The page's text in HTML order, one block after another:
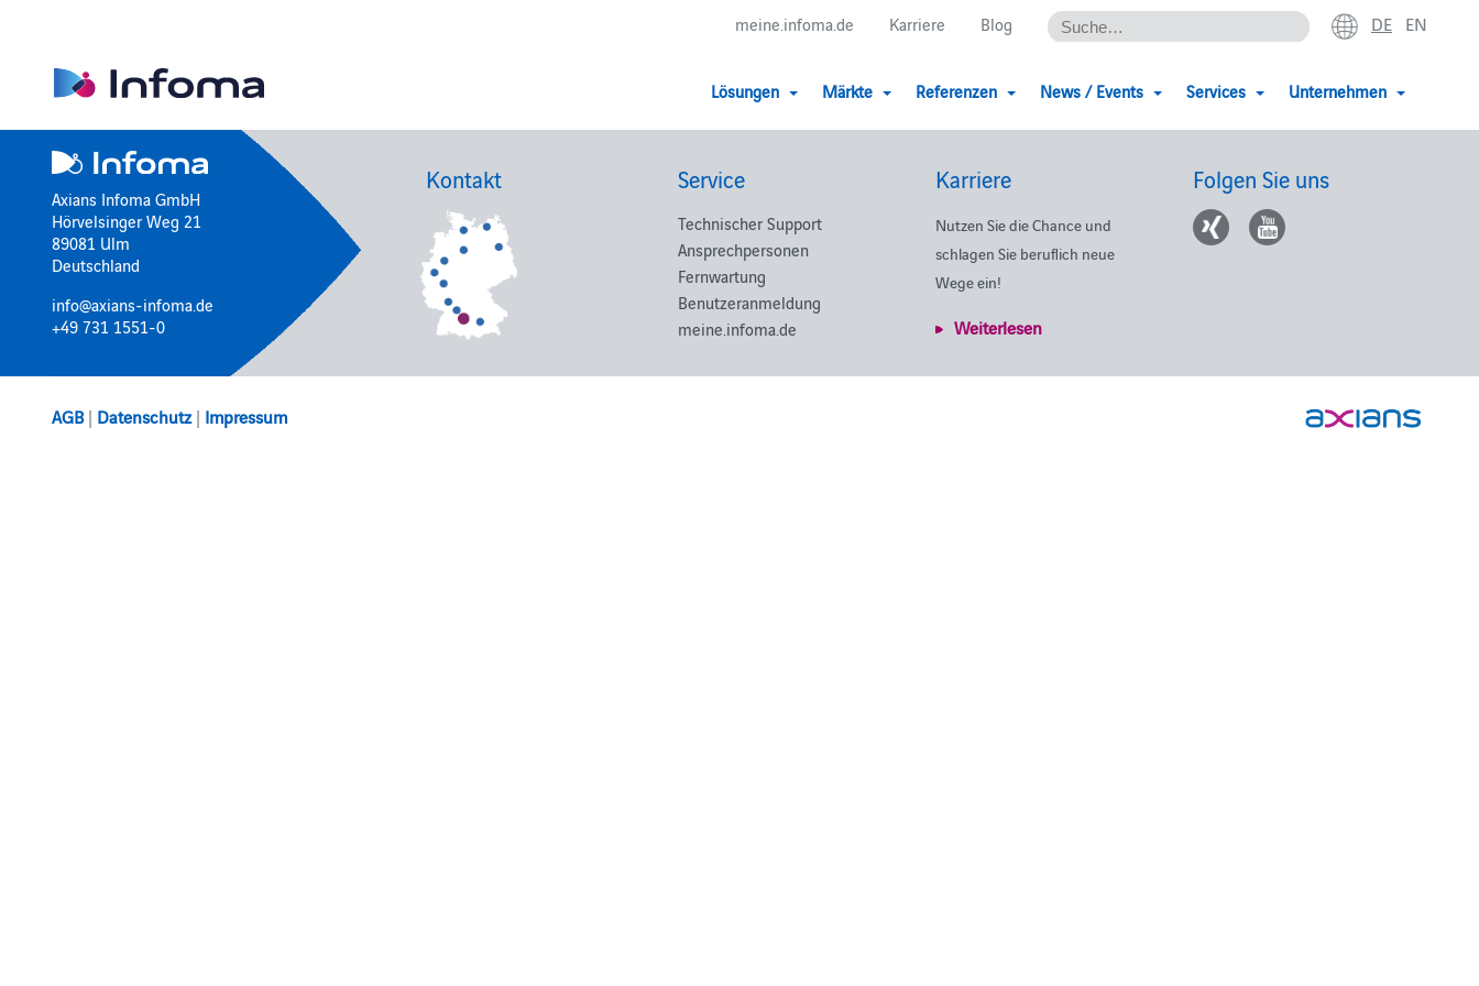
meine.infoma.de Karriere Blog DE EN
Lösungen Märkte Referenzen News / Events Services Unternehmen
Axians Infoma GmbH
Hörvelsinger Weg 21
89081 Ulm
Deutschland
info@axians-infoma.de
+49 731 1551-0
Kontakt Service
Technischer Support
Ansprechpersonen
Fernwartung
Benutzeranmeldung
meine.infoma.de
Karriere
Nutzen Sie die Chance und
schlagen Sie beruflich neue
Wege ein!
Weiterlesen
Folgen Sie uns
AGB | Datenschutz | Impressum